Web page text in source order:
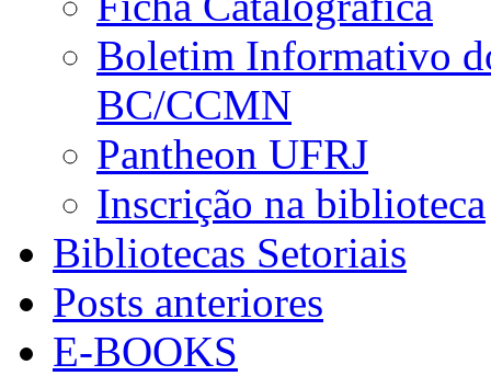
Boletim Informativo
BC/CCMN
Pantheon UFRJ
Inscrição na biblioteca
Bibliotecas Setoriais
Posts anteriores
E-BOOKS